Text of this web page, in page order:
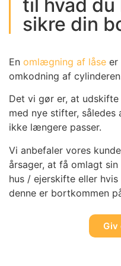
til hvad du
sikre din
En omlægning af låse er
omkodning af
Det vi gør er, at
med nye stifter,
ikke længere passer.
Vi anbefaler vores
årsager, at få omlagt
hus / ejerskifte eller
denne er bortkommen
Giv